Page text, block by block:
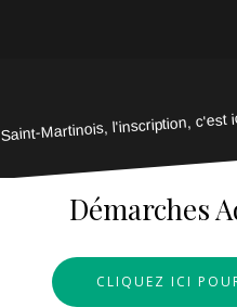
Saint-Martinois, l'inscription, c'est
Démarches
CLIQUEZ ICI